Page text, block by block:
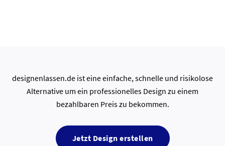
designenlassen.de ist eine einfache, schnelle und risikolose
Alternative um ein professionelles Design zu einem
bezahlbaren Preis zu bekommen.
Jetzt Design erstellen